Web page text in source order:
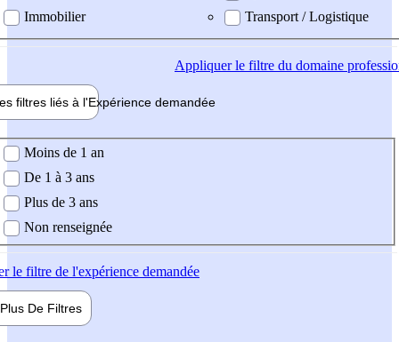
Immobilier
Transport / Logistique
Appliquerle filtre du domaine
filtres liés à l'Expérience demandée
demandée
Moins de 1 an
De 1 à 3 ans
Plus de 3 ans
Non renseignée
le filtre de l'expérience demandée
Plus De Filtres